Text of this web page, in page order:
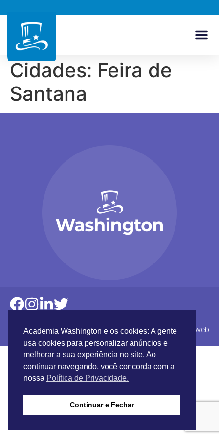
Cidades: Feira de
Santana
Academia Washington © 2017 |Inundaweb
Academia Washington e os cookies: A gente
usa cookies para personalizar anúncios e
melhorar a sua experiência no site. Ao
continuar navegando, você concorda com a
nossa Política de Privacidade.
Continuar e Fechar